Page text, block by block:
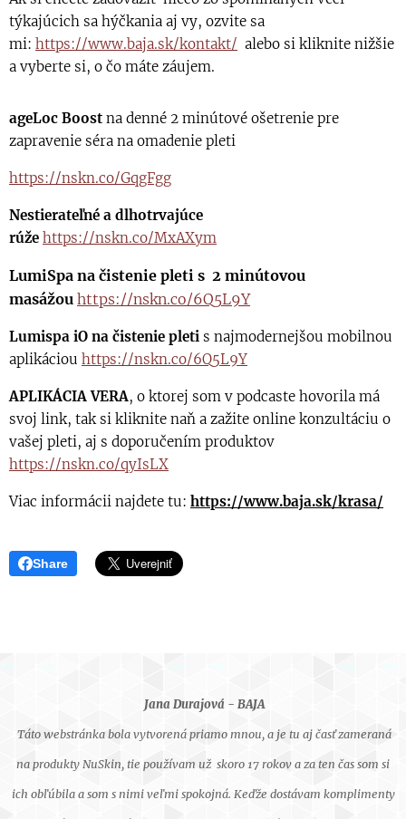
týkajúcich sa hýčkania aj vy, ozvite sa
mi: https://www.baja.sk/kontakt/ alebo si kliknite nižšie
a vyberte si, o čo máte záujem.
ageLoc Boost na denné 2 minútové ošetrenie pre
zapravenie séra na omadenie pleti
https://nskn.co/GqgFgg
Nestierateľné a dlhotrvajúce
rúže https://nskn.co/MxAXym
LumiSpa na čistenie pleti s 2 minútovou
masážou https://nskn.co/6Q5L9Y
Lumispa iO na čistenie pleti s najmodernejšou mobilnou
aplikáciou https://nskn.co/6Q5L9Y
APLIKÁCIA VERA, o ktorej som v podcaste hovorila má
svoj link, tak si kliknite naň a zažite online konzultáciu o
vašej pleti, aj s doporučením produktov
https://nskn.co/qyIsLX
Viac informácii najdete tu: https://www.baja.sk/krasa/
Share
Jana Durajová - BAJA
Táto webstránka bola vytvorená priamo mnou, a je tu aj časť zameraná
na produkty NuSkin, tie používam už skoro 17 rokov a za ten čas som si
ich obľúbila a som s nimi veľmi spokojná. Keďže dostávam komplimenty